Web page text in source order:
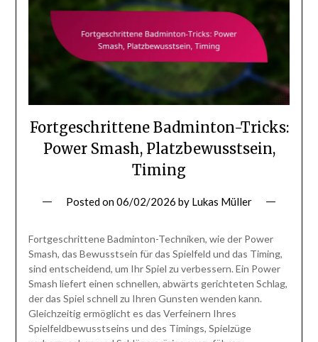
Fortgeschrittene Badminton-Tricks:
Power Smash, Platzbewusstsein,
Timing
Posted on06/02/2026 by Lukas Müller
Fortgeschrittene Badminton-Techniken, wie der Power
Smash, das Bewusstsein für das Spielfeld und das Timing,
sind entscheidend, um Ihr Spiel zu verbessern. Ein Power
Smash liefert einen schnellen, abwärts gerichteten Schlag,
der das Spiel schnell zu Ihren Gunsten wenden kann.
Gleichzeitig ermöglicht es das Verfeinern Ihres
Spielfeldbewusstseins und des Timings, Spielzüge